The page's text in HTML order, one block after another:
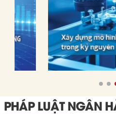
PHÁP LUẬT NGÂN